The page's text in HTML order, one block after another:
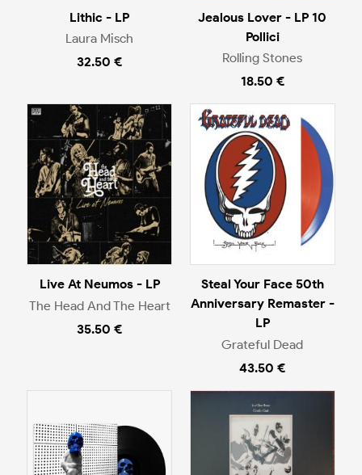
Lithic - LP
Laura Misch
32.50 €
Jealous Lover - LP 10
Pollici
Rolling Stones
18.50 €
Live At Neumos - LP
The Head And The Heart
35.50 €
Steal Your Face 50th
Anniversary Remaster -
LP
Grateful Dead
43.50 €